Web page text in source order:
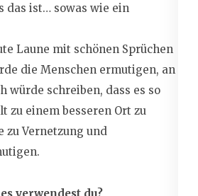
das ist… sowas wie ein
Laune mit schönen Sprüchen
die Menschen ermutigen, an
würde schreiben, dass es so
zu einem besseren Ort zu
zu Vernetzung und
verwendest du?